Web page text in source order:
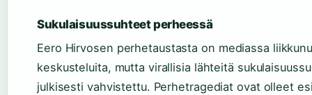
Sukulaisuussuhteet perheessä
Eero Hirvosen perhetaustasta on mediassa
keskusteluita, mutta virallisia lähteitä
julkisesti vahvistettu. Perhetragediat ovat olleet